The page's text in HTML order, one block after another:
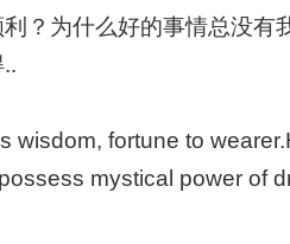
？为什么好的事情总没有
wisdom, fortune to
mystical power of